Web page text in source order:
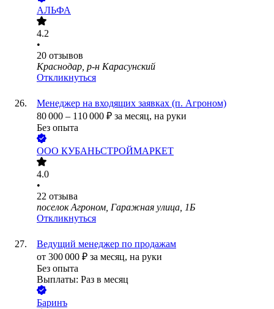
АЛЬФА
4.2
•
20 отзывов
Краснодар, р-н Карасунский
Откликнуться
Менеджер на входящих заявках (п. Агроном)
80 000 – 110 000 ₽ за месяц, на руки
Без опыта
ООО КУБАНЬСТРОЙМАРКЕТ
4.0
•
22 отзыва
поселок Агроном, Гаражная улица, 1Б
Откликнуться
Ведущий менеджер по продажам
от 300 000 ₽ за месяц, на руки
Без опыта
Выплаты: Раз в месяц
Баринъ